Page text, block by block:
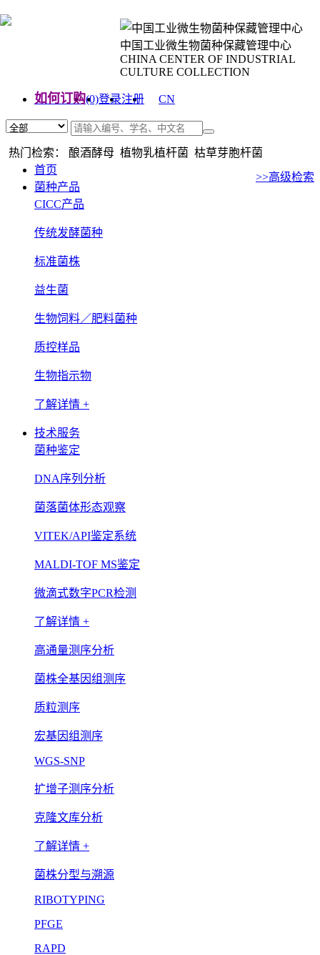
中国工业微生物菌种保藏管理中心
CHINA CENTER OF INDUSTRIAL
CULTURE COLLECTION
如何订购(0)登录注册
CN
热门检索： 酿酒酵母 植物乳植杆菌 枯草芽胞杆菌
>>高级检索
首页
菌种产品
CICC产品
传统发酵菌种
标准菌株
益生菌
生物饲料／肥料菌种
质控样品
生物指示物
了解详情 +
技术服务
菌种鉴定
DNA序列分析
菌落菌体形态观察
VITEK/API鉴定系统
MALDI-TOF MS鉴定
微滴式数字PCR检测
了解详情 +
高通量测序分析
菌株全基因组测序
质粒测序
宏基因组测序
WGS-SNP
扩增子测序分析
克隆文库分析
了解详情 +
菌株分型与溯源
RIBOTYPING
PFGE
RAPD